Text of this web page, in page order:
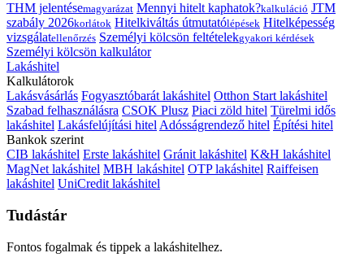
THM jelentésemagyarázat Mennyi hitelt kaphatok?kalkuláció JTM
szabály 2026korlátok Hitelkiváltás útmutatólépések Hitelképesség
vizsgálatellenőrzés Személyi kölcsön feltételekgyakori kérdések
Személyi kölcsön kalkulátor
Lakáshitel
Kalkulátorok
Lakásvásárlás Fogyasztóbarát lakáshitel Otthon Start lakáshitel
Szabad felhasználásra CSOK Plusz Piaci zöld hitel Türelmi idős
lakáshitel Lakásfelújítási hitelAdósságrendező hitel Építési hitel
Bankok szerint
CIB lakáshitel Erste lakáshitel Gránit lakáshitel K&H lakáshitel
MagNet lakáshitel MBH lakáshitel OTP lakáshitel Raiffeisen
lakáshitel UniCredit lakáshitel
Tudástár
Fontos fogalmak és tippek a lakáshitelhez.